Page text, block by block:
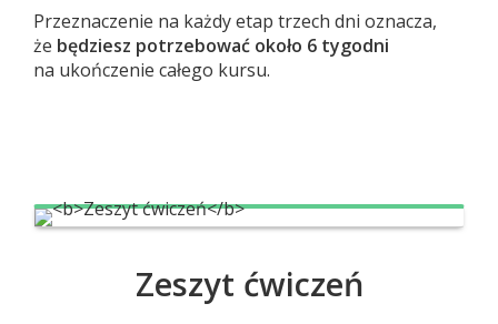
Przeznaczenie na każdy etap trzech dni oznacza,
że będziesz potrzebować około 6 tygodni
na ukończenie całego kursu.
Zeszyt ćwiczeń